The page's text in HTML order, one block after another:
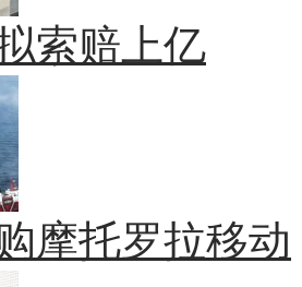
索赔上亿
摩托罗拉移动